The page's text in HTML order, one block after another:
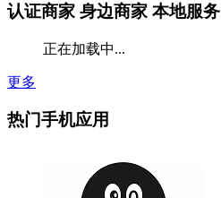
认证商家 身边商家 本地服务
正在加载中...
更多
热门手机应用